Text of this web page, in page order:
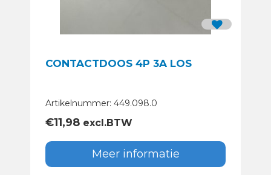
CONTACTDOOS 4P 3A LOS
Artikelnummer: 449.098.0
€11,98 excl.BTW
Meer informatie